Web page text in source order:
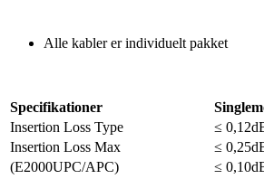
Alle kabler er individuelt pakket
Specifikationer
Insertion Loss Type
≤
Insertion Loss Max
≤
(E2000UPC/APC)
≤